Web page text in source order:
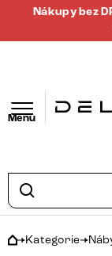
Nákupy bez
Menu
Kategorie